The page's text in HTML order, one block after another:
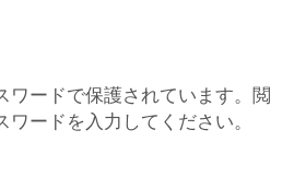
ワードで保護されています。閲
ードを入力してください。